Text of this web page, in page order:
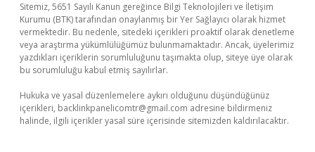
Sitemiz, 5651 Sayılı Kanun gereğince Bilgi Teknolojileri ve İletişim
Kurumu (BTK) tarafından onaylanmış bir Yer Sağlayıcı olarak hizmet
vermektedir. Bu nedenle, sitedeki içerikleri proaktif olarak denetleme
veya araştırma yükümlülüğümüz bulunmamaktadır. Ancak, üyelerimiz
yazdıkları içeriklerin sorumluluğunu taşımakta olup, siteye üye olarak
bu sorumluluğu kabul etmiş sayılırlar.
Hukuka ve yasal düzenlemelere aykırı olduğunu düşündüğünüz
içerikleri, backlinkpanelicomtr@gmail.com adresine bildirmeniz
halinde, ilgili içerikler yasal süre içerisinde sitemizden kaldırılacaktır.